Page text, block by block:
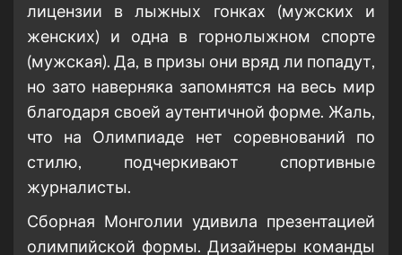
лицензии в лыжных гонках (мужских и
женских) и одна в горнолыжном спорте
(мужская). Да, в призы они вряд ли попадут,
но зато наверняка запомнятся на весь мир
благодаря своей аутентичной форме. Жаль,
что на Олимпиаде нет соревнований по
стилю, подчеркивают спортивные
журналисты.
Сборная Монголии удивила презентацией
олимпийской формы. Дизайнеры команды